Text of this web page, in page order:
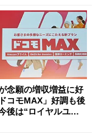
念願の増収増益に好
コモMAX」好調も後
後は“ロイヤルユー